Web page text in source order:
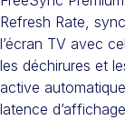
Refresh Rate,
l’écran TV avec
les déchirures et
active
latence